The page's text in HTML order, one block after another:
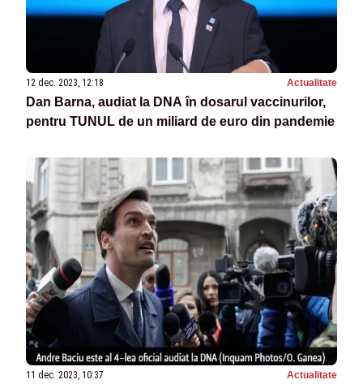
12 dec. 2023, 12:18 Actualitate
Dan Barna, audiat la DNA în dosarul vaccinurilor,
pentru TUNUL de un miliard de euro din pandemie
11 dec. 2023, 10:37 Actualitate